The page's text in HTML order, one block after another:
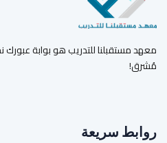
معهد مستقبلنا للتدريب هو بوابة
مُشرق!
روابط سريعة